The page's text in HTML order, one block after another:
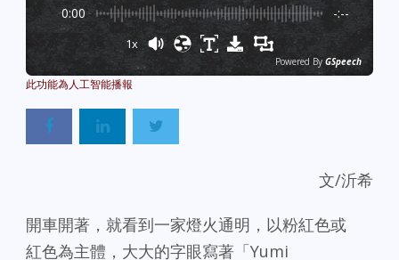
0:00 -:--
1x
Powered By GSpeech
文/沂希
開車開著，就看到一家燈火通明，以粉紅色或
紅色為主體，大大的字眼寫著「Yumi